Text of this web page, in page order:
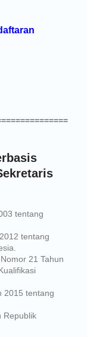
tentang
tentang
21 Tahun
2015 tentang
Republik